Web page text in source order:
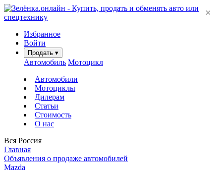
Избранное
Войти
Продать ▾
Автомобиль Мотоцикл
Автомобили
Мотоциклы
Дилерам
Статьи
Стоимость
О нас
Вся Россия
Главная
Объявления о продаже автомобилей
Mazda
×